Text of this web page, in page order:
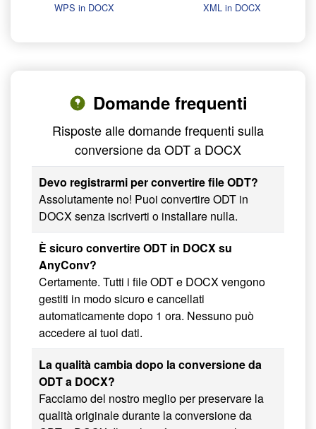
WPS in DOCX
XML in DOCX
Domande frequenti
Risposte alle domande frequenti sulla
conversione da ODT a DOCX
Devo registrarmi per convertire file ODT?
Assolutamente no! Puoi convertire ODT in
DOCX senza iscriverti o installare nulla.
È sicuro convertire ODT in DOCX su
AnyConv?
Certamente. Tutti i file ODT e DOCX vengono
gestiti in modo sicuro e cancellati
automaticamente dopo 1 ora. Nessuno può
accedere ai tuoi dati.
La qualità cambia dopo la conversione da
ODT a DOCX?
Facciamo del nostro meglio per preservare la
qualità originale durante la conversione da